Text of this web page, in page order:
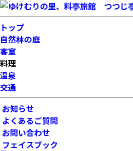
トップ
自然林の庭
客室
料理
温泉
交通
お知らせ
よくあるご質問
お問い合わせ
フェイスブック